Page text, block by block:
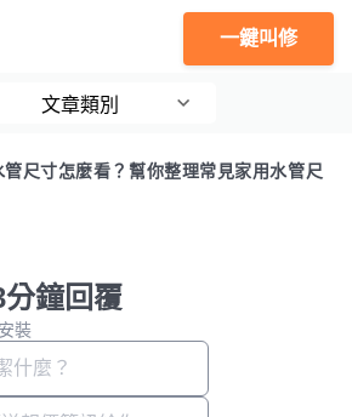
一鍵叫修
文章類別
管尺寸怎麼看？幫你整理常見家用水管尺
鐘回覆
裝